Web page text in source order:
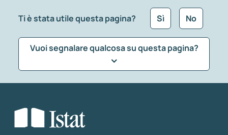
Ti è stata utile questa pagina? Sì No
Vuoi segnalare qualcosa su questa pagina?
Seleziona la tipologia della segnalazione